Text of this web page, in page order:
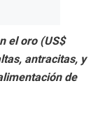
el oro (US$
antracitas, y
de